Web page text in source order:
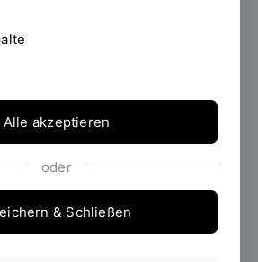
Studium
Mitarbeiterinnen
943 1058
Alle akzeptieren
oder
& Schließen